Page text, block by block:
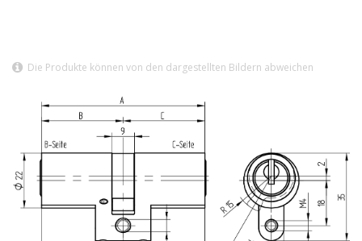
Die Produkte können von den dargestellten Bildern abweichen